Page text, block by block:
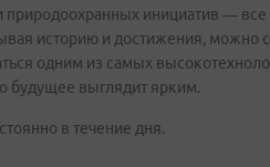
природоохранных инициатив —
историю и достижения, можно с
одним из самых
будущее выглядит ярким.
в течение дня.